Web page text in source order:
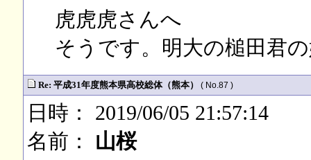
虎虎虎さんへ
そうです。明大の槌田君
Re: 平成31年度熊本県高校総体（熊本） ( No.87 )
日時： 2019/06/05 21:57:14
名前： 山桜